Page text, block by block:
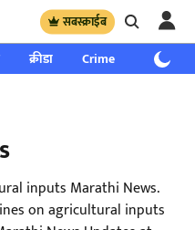
सबस्क्राईब
क्रीडा Crime साप्ताहिक
inputs Marathi News.
on agricultural inputs